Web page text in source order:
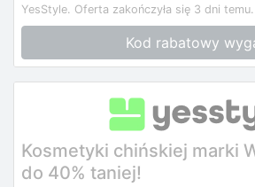
YesStyle. Oferta zakończyła się 3 dni temu.
Kod rabatowy
Kosmetyki chińskiej marki
do 40% taniej!